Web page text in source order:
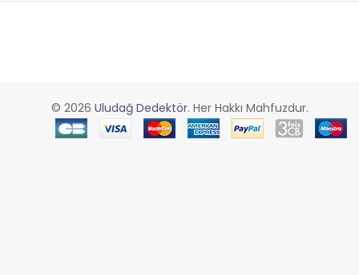
© 2026 Uludağ Dedektör. Her Hakkı Mahfuzdur.